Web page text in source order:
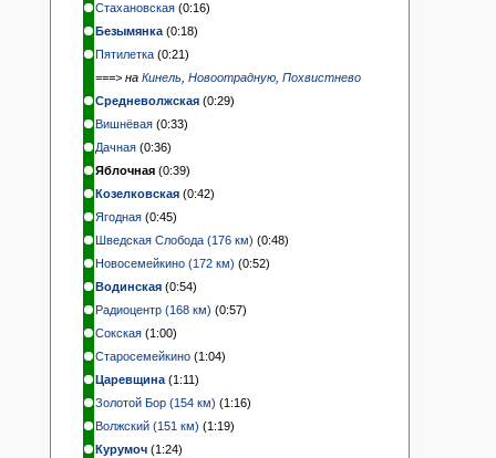
Стахановская (0:16)
Безымянка (0:18)
Пятилетка (0:21)
===> на Кинель Новоотрадную Похвистнево
Средневолжская (0:29)
Вишнёвая (0:33)
Дачная (0:36)
Яблочная (0:39)
Козелковская (0:42)
Ягодная (0:45)
Шведская Слобода (176 км) (0:48)
Новосемейкино (172 км) (0:52)
Водинская (0:54)
Радиоцентр (168 км) (0:57)
Сокская (1:00)
Старосемейкино (1:04)
Царевщина (1:11)
Золотой Бор (154 км) (1:16)
Волжский (151 км) (1:19)
Курумоч (1:24)